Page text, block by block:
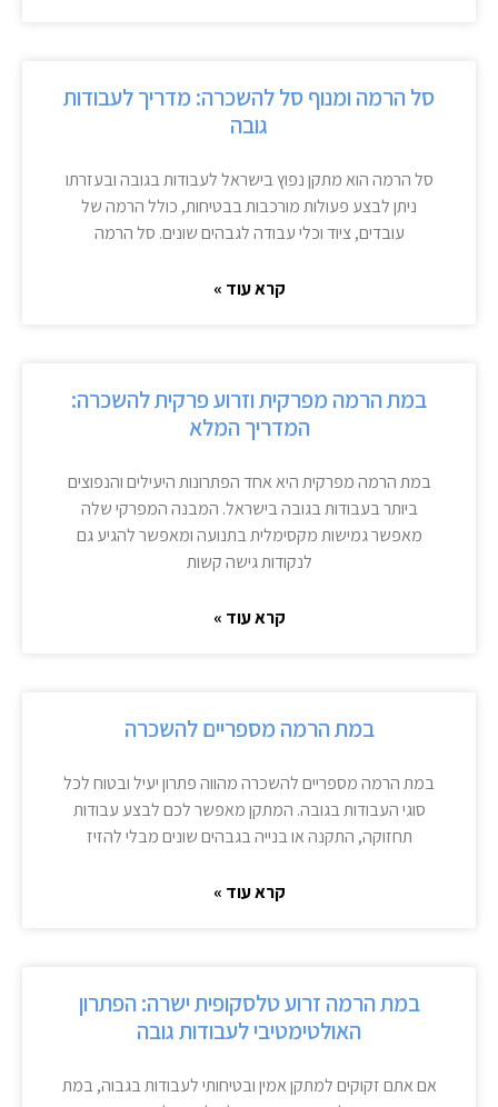
סל הרמה ומנוף סל להשכרה: מדריך לעבודות
גובה
סל הרמה הוא מתקן נפוץ בישראל לעבודות בגובה ובעזרתו
ניתן לבצע פעולות מורכבות בבטיחות, כולל הרמה של
עובדים, ציוד וכלי עבודה לגבהים שונים. סל הרמה
קרא עוד »
במת הרמה מפרקית וזרוע פרקית להשכרה:
המדריך המלא
במת הרמה מפרקית היא אחד הפתרונות היעילים והנפוצים
ביותר בעבודות בגובה בישראל. המבנה המפרקי שלה
מאפשר גמישות מקסימלית בתנועה ומאפשר להגיע גם
לנקודות גישה קשות
קרא עוד »
במת הרמה מספריים להשכרה
במת הרמה מספריים להשכרה מהווה פתרון יעיל ובטוח לכל
סוגי העבודות בגובה. המתקן מאפשר לכם לבצע עבודות
תחזוקה, התקנה או בנייה בגבהים שונים מבלי להזיז
קרא עוד »
במת הרמה זרוע טלסקופית ישרה: הפתרון
האולטימטיבי לעבודות גובה
אם אתם זקוקים למתקן אמין ובטיחותי לעבודות בגבוה, במת